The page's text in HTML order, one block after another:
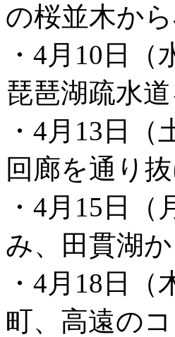
の桜並木か
・4月10日
琵琶湖疏水
・4月13日
回廊を通り
・4月15日
み、田貫湖
・4月18日
町、高遠の